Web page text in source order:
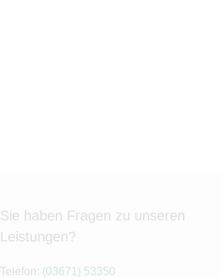
Sie haben Fragen zu unseren
Leistungen?
Telefon: (03671) 53350